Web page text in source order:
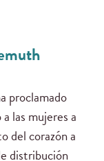
proclamado
las mujeres a
del corazón a
distribución